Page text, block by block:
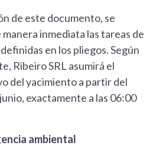
de este documento, se
inmediata las tareas de
en los pliegos. Según
Ribeiro SRL asumirá el
del yacimiento a partir del
exactamente a las 06:00
ambiental